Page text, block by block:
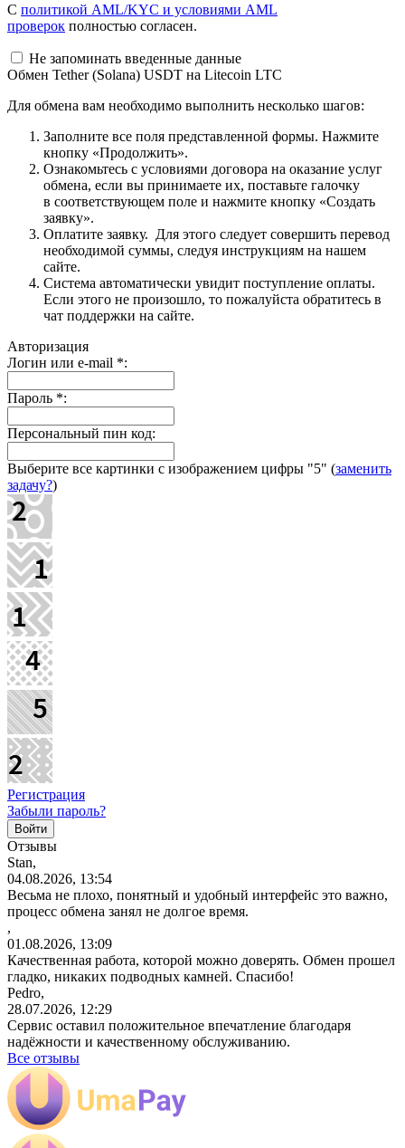
С политикой AML/KYC и условиями AML
проверок полностью согласен.
Не запоминать введенные данные
Обмен Tether (Solana) USDT на Litecoin LTC
Для обмена вам необходимо выполнить несколько шагов:
Заполните все поля представленной формы. Нажмите
кнопку «Продолжить».
Ознакомьтесь с условиями договора на оказание услуг
обмена, если вы принимаете их, поставьте галочку
в соответствующем поле и нажмите кнопку «Создать
заявку».
Оплатите заявку. Для этого следует совершить перевод
необходимой суммы, следуя инструкциям на нашем
сайте.
Система автоматически увидит поступление оплаты.
Если этого не произошло, то пожалуйста обратитесь в
чат поддержки на сайте.
Авторизация
Логин или e-mail *:
Пароль *:
Персональный пин код:
Выберите все картинки с изображением цифры "5" (заменить
задачу?)
Регистрация
Забыли пароль?
Отзывы
Stan,
04.08.2026, 13:54
Весьма не плохо, понятный и удобный интерфейс это важно,
процесс обмена занял не долгое время.
,
01.08.2026, 13:09
Качественная работа, которой можно доверять. Обмен прошел
гладко, никаких подводных камней. Спасибо!
Pedro,
28.07.2026, 12:29
Сервис оставил положительное впечатление благодаря
надёжности и качественному обслуживанию.
Все отзывы